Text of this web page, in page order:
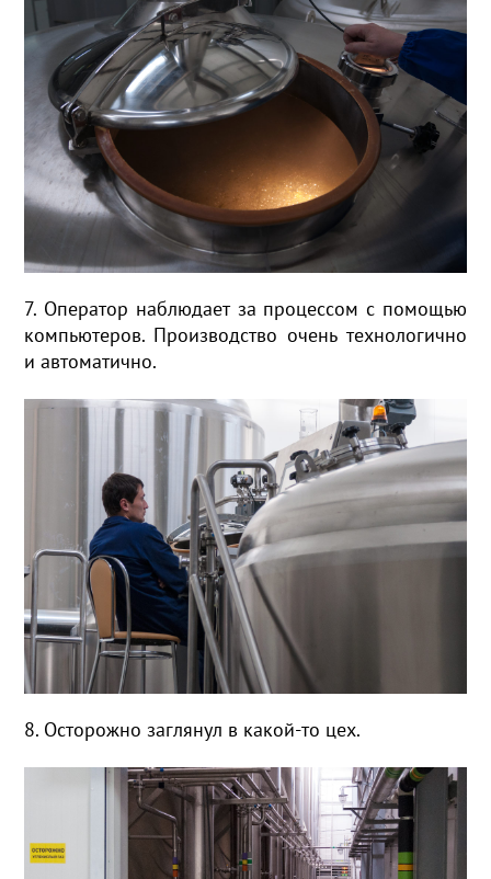
7. Оператор наблюдает за процессом с помощью
компьютеров. Производство очень технологично
и автоматично.
8. Осторожно заглянул в какой-то цех.